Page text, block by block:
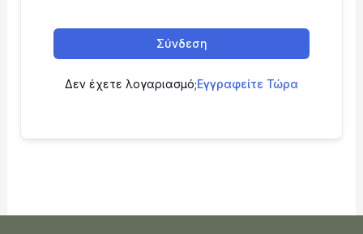
Σύνδεση
Δεν έχετε λογαριασμό;Εγγραφείτε Τώρα